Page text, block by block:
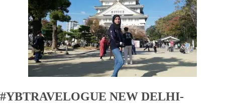
#YBTRAVELOGUE NEW DELHI-